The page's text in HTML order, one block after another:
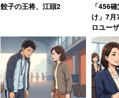
「女性がお金持ち
らしをさせたいんで
んです」
餃子の王将、江頭2
「456
け」7月
ロユー
「熱く
けた猛